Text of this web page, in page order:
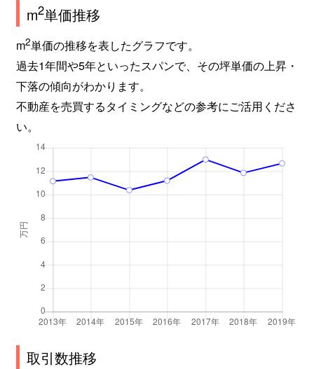
m2単価推移
m2単価の推移を表したグラフです。
過去1年間や5年といったスパンで、その坪単価の上昇・
下落の傾向がわかります。
不動産を売買するタイミングなどの参考にご活用くださ
い。
取引数推移